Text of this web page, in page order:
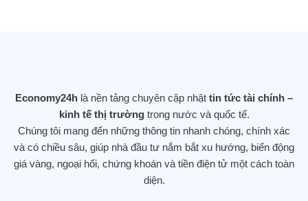
CÔNG NGHỆ
12/11/2025
Economy24h là nền tảng chuyên cập nhật tin tức tài chính –
kinh tế thị trườngtrong nước và quốc tế.
Chúng tôi mang đến những thông tin nhanh chóng, chính xác
và có chiều sâu, giúp nhà đầu tư nắm bắt xu hướng, biến động
giá vàng, ngoại hối, chứng khoán và tiền điện tử một cách toàn
diện.